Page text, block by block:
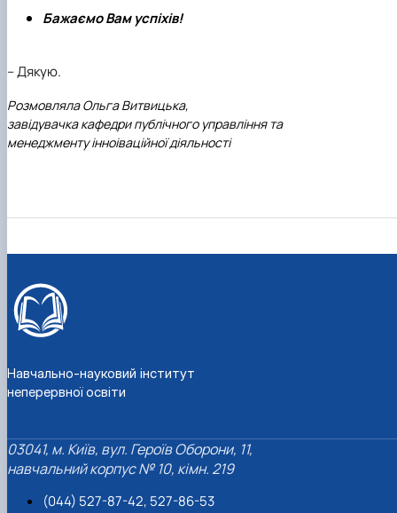
Бажаємо Вам успіхів!
– Дякую.
Розмовляла Ольга Витвицька,
завідувачка кафедри публічного управління та
менеджменту інноіваційної діяльності
Навчально-науковий інститут
неперервної освіти
03041, м. Київ, вул. Героїв Оборони, 11,
навчальний корпус № 10, кімн. 219
(044) 527-87-42, 527-86-53